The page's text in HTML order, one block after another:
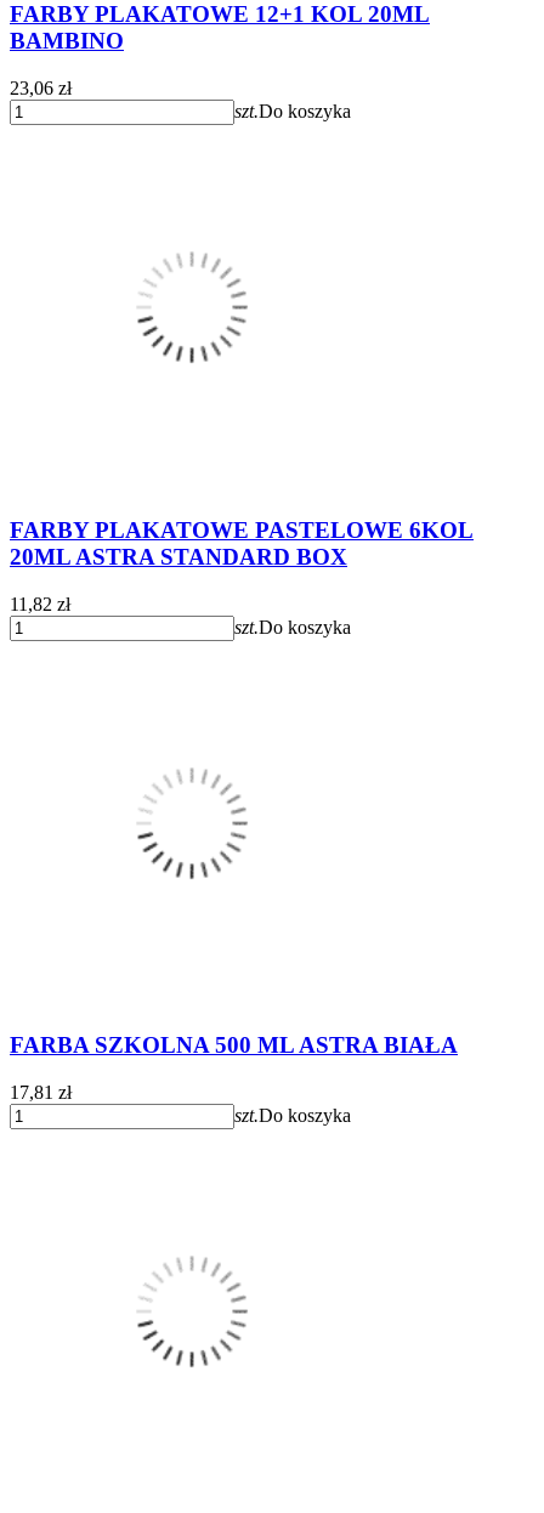
FARBY PLAKATOWE 12+1 KOL 20ML
BAMBINO
23,06 zł
szt.Do koszyka
FARBY PLAKATOWE PASTELOWE 6KOL
20ML ASTRA STANDARD BOX
11,82 zł
szt.Do koszyka
FARBA SZKOLNA 500 ML ASTRA BIAŁA
17,81 zł
szt.Do koszyka